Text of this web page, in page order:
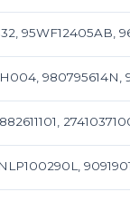
95WF12405AB,
980795614N,